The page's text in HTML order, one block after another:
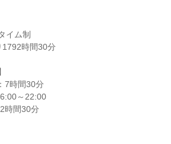
イム制
時間30分
時間30分